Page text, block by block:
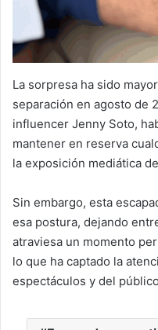
La sorpresa ha sido
separación en agosto de
influencer Jenny Soto,
mantener en reserva
la exposición mediática
Sin embargo, esta
esa postura, dejando
atraviesa un momento
lo que ha captado la
espectáculos y del